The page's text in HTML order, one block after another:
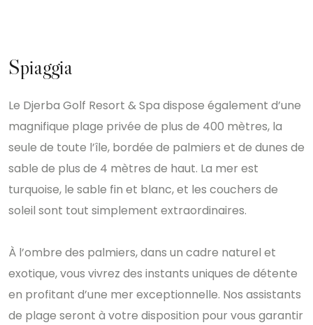
Spiaggia
Le Djerba Golf Resort & Spa dispose également d’une
magnifique plage privée de plus de 400 mètres, la
seule de toute l’île, bordée de palmiers et de dunes de
sable de plus de 4 mètres de haut. La mer est
turquoise, le sable fin et blanc, et les couchers de
soleil sont tout simplement extraordinaires.
À l’ombre des palmiers, dans un cadre naturel et
exotique, vous vivrez des instants uniques de détente
en profitant d’une mer exceptionnelle. Nos assistants
de plage seront à votre disposition pour vous garantir